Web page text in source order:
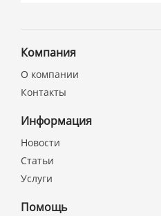
Компания
О компании
Контакты
Информация
Новости
Статьи
Услуги
Помощь